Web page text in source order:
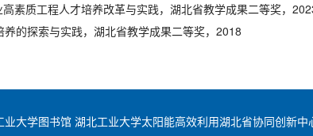
素质工程人才培养改革与实践，湖北省教学成果二等奖，
的探索与实践，湖北省教学成果二等奖，2018
业大学图书馆 湖北工业大学太阳能高效利用湖北省协同创新中